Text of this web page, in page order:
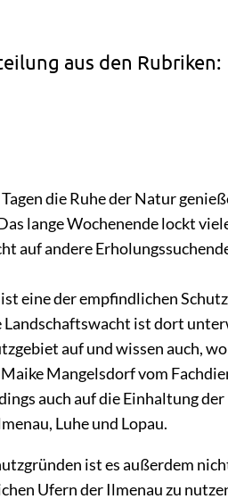
aus den Rubriken:
die Ruhe der Natur
lange Wochenende lockt
auf andere
eine der empfindlichen
Landschaftswacht ist dort
auf und wissen auch,
Mangelsdorf vom
auch auf die Einhaltung
Luhe und Lopau.
ist es außerdem
Ufern der Ilmenau zu